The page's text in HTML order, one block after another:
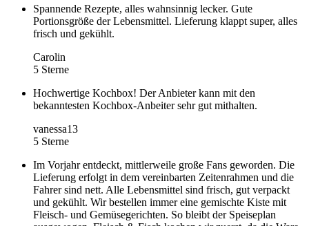
Spannende Rezepte, alles wahnsinnig lecker. Gute
Portionsgröße der Lebensmittel. Lieferung klappt super, alles
frisch und gekühlt.
Carolin
5 Sterne
Hochwertige Kochbox! Der Anbieter kann mit den
bekanntesten Kochbox-Anbeiter sehr gut mithalten.
vanessa13
5 Sterne
Im Vorjahr entdeckt, mittlerweile große Fans geworden. Die
Lieferung erfolgt in dem vereinbarten Zeitenrahmen und die
Fahrer sind nett. Alle Lebensmittel sind frisch, gut verpackt
und gekühlt. Wir bestellen immer eine gemischte Kiste mit
Fleisch- und Gemüsegerichten. So bleibt der Speiseplan